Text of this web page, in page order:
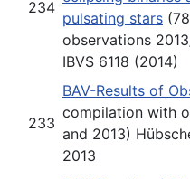
234
pulsating stars
observations
IBVS 6118 (2014)
233
BAV-Results of
compilation with
and 2013)
2013